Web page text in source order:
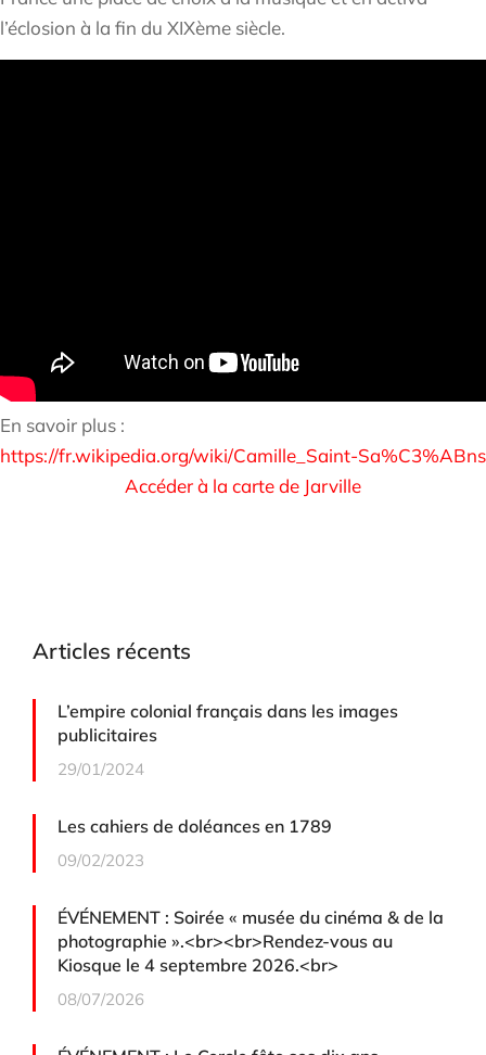
l’éclosion à la fin du XIXème siècle.
En savoir plus :
https://fr.wikipedia.org/wiki/Camille_Saint-Sa%C3%ABns
Accéder à la carte de Jarville
Articles récents
L’empire colonial français dans les images
publicitaires
29/01/2024
Les cahiers de doléances en 1789
09/02/2023
ÉVÉNEMENT : Soirée « musée du cinéma & de la
photographie ».<br><br>Rendez-vous au
Kiosque le 4 septembre 2026.<br>
08/07/2026